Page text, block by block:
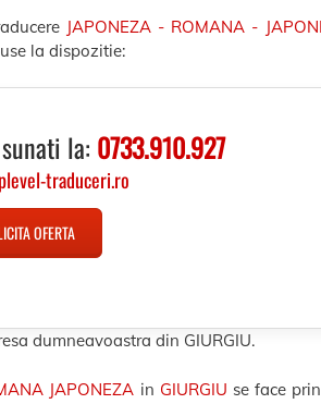
JAPONEZA - ROMANA -
la dispozitie:
la: 0733.910.927
traduceri.ro
OFERTA
dumneavoastra din GIURGIU.
JAPONEZA in GIURGIU se face